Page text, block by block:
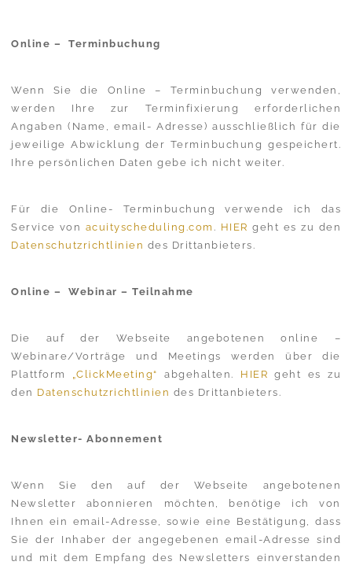
Online – Terminbuchung
Wenn Sie die Online – Terminbuchung verwenden,
werden Ihre zur Terminfixierung erforderlichen
Angaben (Name, email- Adresse) ausschließlich für die
jeweilige Abwicklung der Terminbuchung gespeichert.
Ihre persönlichen Daten gebe ich nicht weiter.
Für die Online- Terminbuchung verwende ich das
Service von acuityscheduling.com . HIER geht es zu den
Datenschutzrichtlinien des Drittanbieters.
Online – Webinar – Teilnahme
Die auf der Webseite angebotenen online –
Webinare/Vorträge und Meetings werden über die
Plattform „ClickMeeting“ abgehalten. HIER geht es zu
den Datenschutzrichtlinien des Drittanbieters.
Newsletter- Abonnement
Wenn Sie den auf der Webseite angebotenen
Newsletter abonnieren möchten, benötige ich von
Ihnen ein email-Adresse, sowie eine Bestätigung, dass
Sie der Inhaber der angegebenen email-Adresse sind
und mit dem Empfang des Newsletters einverstanden